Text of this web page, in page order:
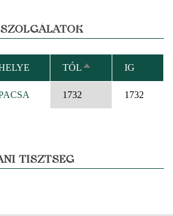
TÓLCSÖKKENŐ
RENDEZÉS
IG
1732 1732
TISZTSÉG